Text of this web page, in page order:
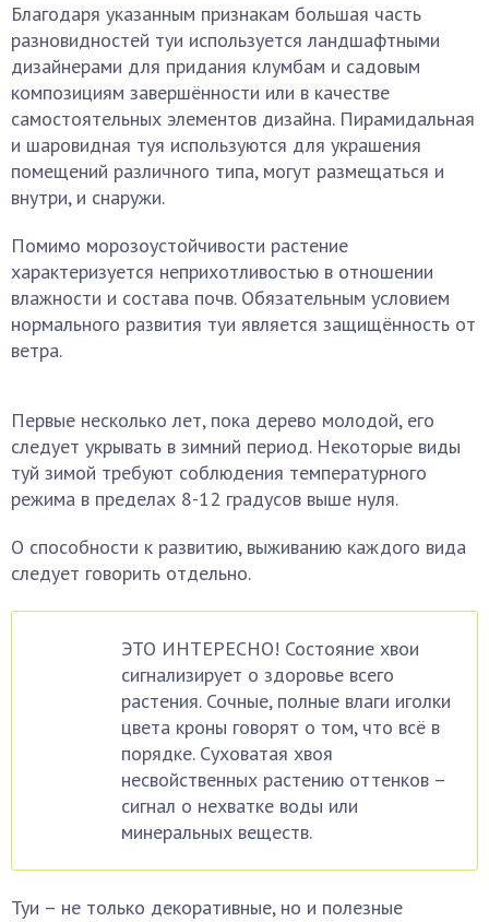
Благодаря указанным признакам большая часть
разновидностей туи используется ландшафтными
дизайнерами для придания клумбам и садовым
композициям завершённости или в качестве
самостоятельных элементов дизайна. Пирамидальная
и шаровидная туя используются для украшения
помещений различного типа, могут размещаться и
внутри, и снаружи.
Помимо морозоустойчивости растение
характеризуется неприхотливостью в отношении
влажности и состава почв. Обязательным условием
нормального развития туи является защищённость от
ветра.
Первые несколько лет, пока дерево молодой, его
следует укрывать в зимний период. Некоторые виды
туй зимой требуют соблюдения температурного
режима в пределах 8-12 градусов выше нуля.
О способности к развитию, выживанию каждого вида
следует говорить отдельно.
ЭТО ИНТЕРЕСНО! Состояние хвои
сигнализирует о здоровье всего
растения. Сочные, полные влаги иголки
цвета кроны говорят о том, что всё в
порядке. Суховатая хвоя
несвойственных растению оттенков –
сигнал о нехватке воды или
минеральных веществ.
Туи – не только декоративные, но и полезные